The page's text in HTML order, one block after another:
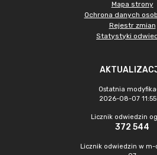
Mapa strony
Ochrona danych
Rejestr zmian
Statystyki
Ostatnia
2026-08-07
Licznik odwiedzin
372 544
Licznik odwiedzin w